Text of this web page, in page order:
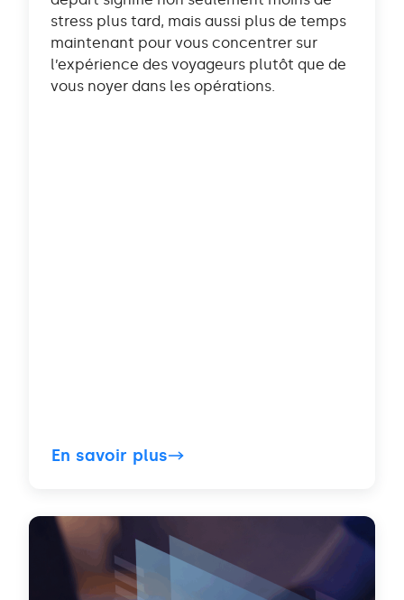
stress plus tard, mais aussi plus de temps
maintenant pour vous concentrer sur
l’expérience des voyageurs plutôt que de
vous noyer dans les opérations.
En savoir plus